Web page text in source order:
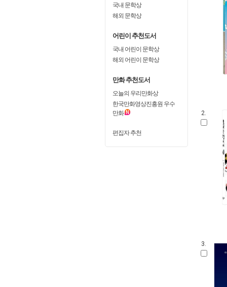
국내 문학상
해외 문학상
어린이 추천도서
국내 어린이 문학상
해외 어린이 문학상
만화 추천도서
오늘의 우리만화상
한국만화영상진흥원 우수
만화
편집자 추천
2.
3.